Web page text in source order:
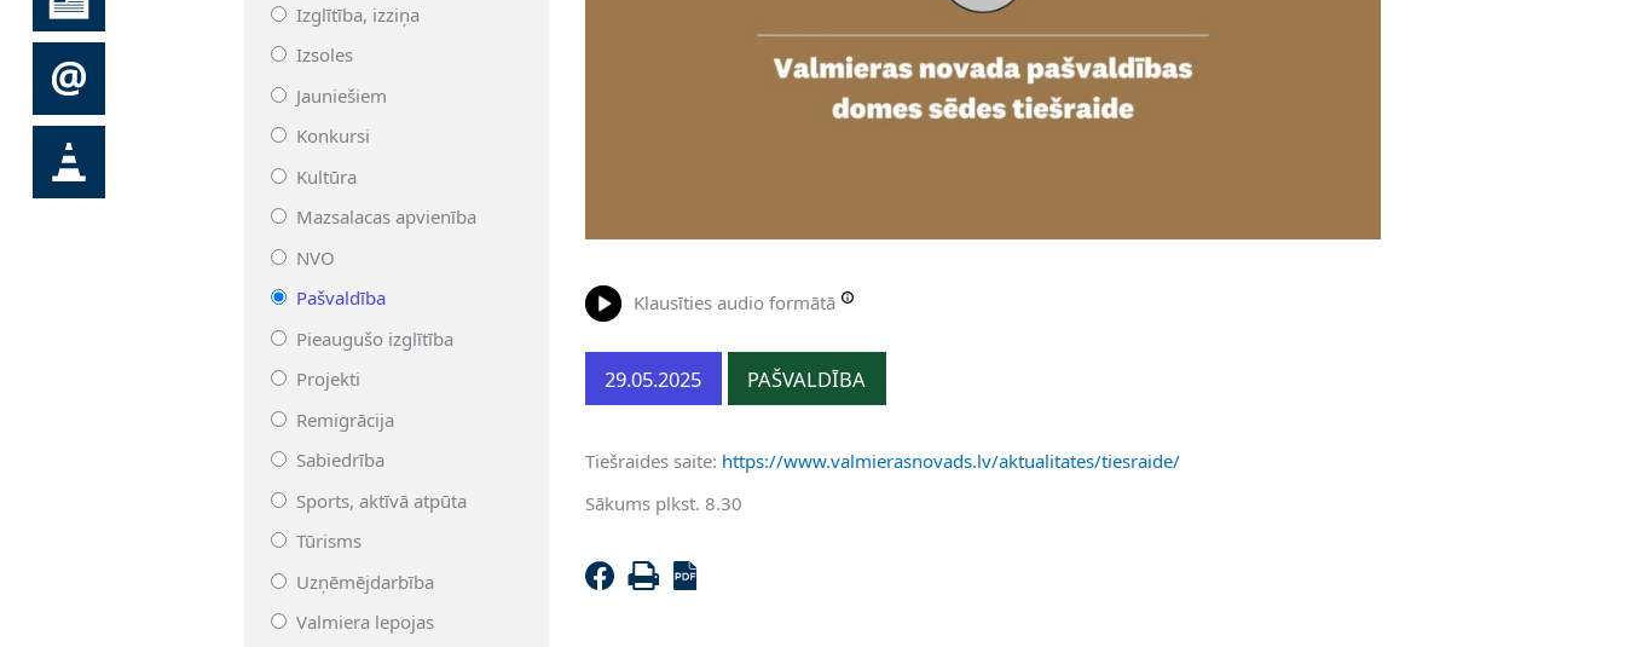
Izglītība, izziņa
Izsoles
Jauniešiem
Konkursi
Kultūra
Mazsalacas apvienība
NVO
Pašvaldība
Pieaugušo izglītība
Projekti
Remigrācija
Sabiedrība
Sports, aktīvā atpūta
Tūrisms
Uzņēmējdarbība
Valmiera lepojas
Klausīties audio formātā
29.05.2025 PAŠVALDĪBA
Tiešraides saite: https://www.valmierasnovads.lv/aktualitates/tiesraide/
Sākums plkst. 8.30